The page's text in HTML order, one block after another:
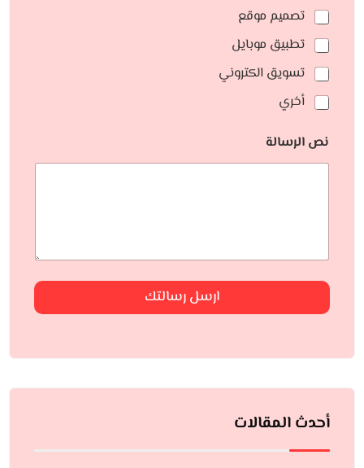
تصميم موقع
تطبيق موبايل
تسويق الكتروني
أخري
نص الرسالة
ارسل رسالتك
أحدث المقالات